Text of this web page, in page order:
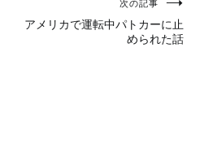
次の記事
アメリカで運転中パトカーに止
められた話